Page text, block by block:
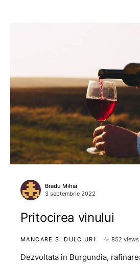
Bradu Mihai
3 septembrie 2022
Pritocirea vinului
MANCARE SI DULCIURI 852 views
Dezvoltata in Burgundia,